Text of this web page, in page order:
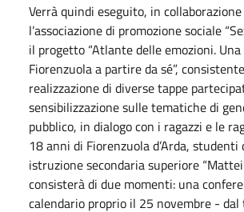
Verrà quindi eseguito, in collaborazione
l’associazione di promozione sociale
il progetto “Atlante delle emozioni.
Fiorenzuola a partire da sé”,
realizzazione di diverse tappe
sensibilizzazione sulle tematiche di
pubblico, in dialogo con i ragazzi e le
18 anni di Fiorenzuola d’Arda,
istruzione secondaria superiore
consisterà di due momenti: una
calendario proprio il 25 novembre - dal